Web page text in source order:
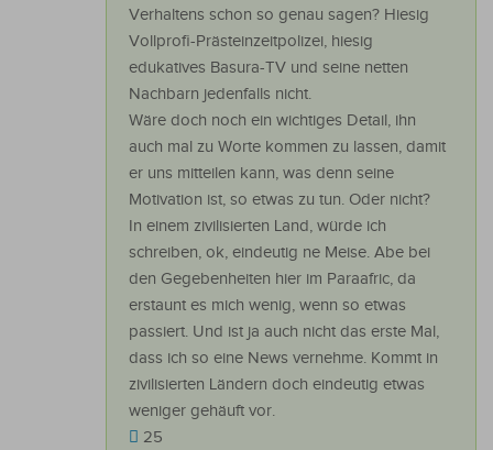
Verhaltens schon so genau sagen? Hiesig
Vollprofi-Prästeinzeitpolizei, hiesig
edukatives Basura-TV und seine netten
Nachbarn jedenfalls nicht.
Wäre doch noch ein wichtiges Detail, ihn
auch mal zu Worte kommen zu lassen, damit
er uns mitteilen kann, was denn seine
Motivation ist, so etwas zu tun. Oder nicht?
In einem zivilisierten Land, würde ich
schreiben, ok, eindeutig ne Meise. Abe bei
den Gegebenheiten hier im Paraafric, da
erstaunt es mich wenig, wenn so etwas
passiert. Und ist ja auch nicht das erste Mal,
dass ich so eine News vernehme. Kommt in
zivilisierten Ländern doch eindeutig etwas
weniger gehäuft vor.
25